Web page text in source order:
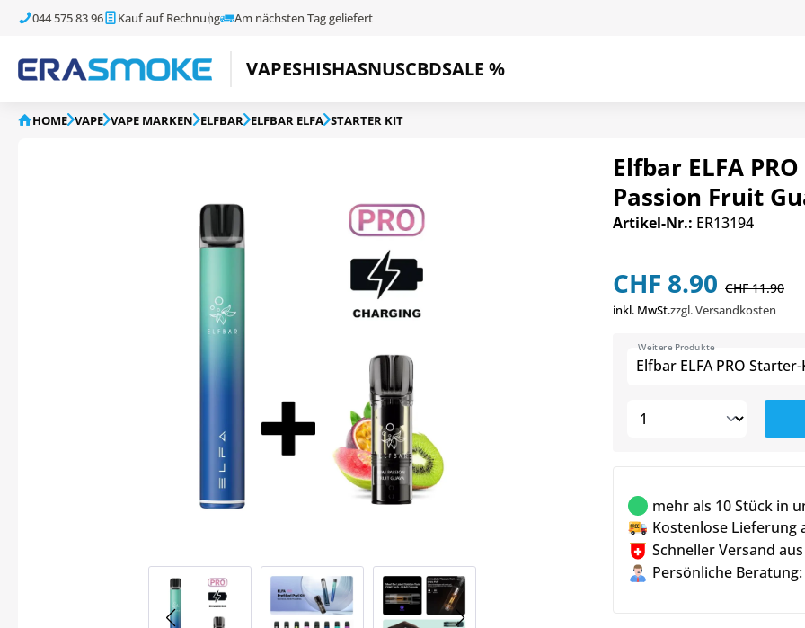
044 575 83 96 Kauf auf Rechnung Am nächsten Tag geliefert
VAPESHISHASNUSCBDSALE %
HOME VAPE VAPE MARKEN ELFBAR ELFBAR ELFA STARTER KIT
Elfbar ELFA
Passion Fruit
Artikel-Nr.: ER13194
CHF 8.90 CHF 11.90
inkl. MwSt.zzgl. Versandkosten
Elfbar ELFA PRO
Weitere Produkte
mehr als 10 Stück in
Kostenlose Lieferung
Schneller Versand
Persönliche Beratung: